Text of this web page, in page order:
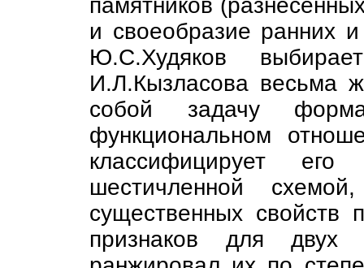
памятников
и своеобразие ранних и
Ю.С.Худяков
И.Л.Кызласова весьма
собой задачу
функциональном
классифицирует
шестичленной
существенных свойств
признаков для двух